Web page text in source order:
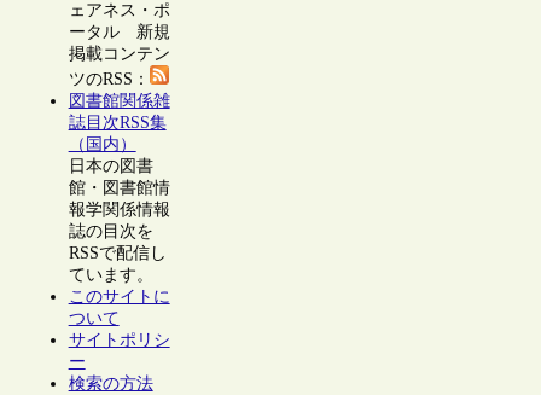
ェアネス・ポ
ータル 新規
掲載コンテン
ツのRSS：
図書館関係雑
誌目次RSS集
（国内）
日本の図書
館・図書館情
報学関係情報
誌の目次を
RSSで配信し
ています。
このサイトに
ついて
サイトポリシ
ー
検索の方法